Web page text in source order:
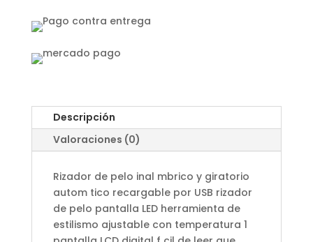
Descripción
Valoraciones (0)
Rizador de pelo inal mbrico y giratorio
autom tico recargable por USB rizador
de pelo pantalla LED herramienta de
estilismo ajustable con temperatura 1